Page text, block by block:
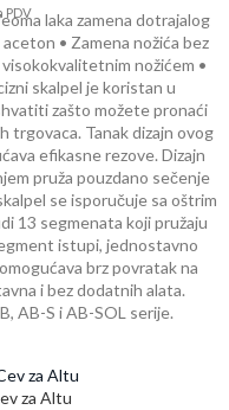
PDV
laka zamena dotrajalog
• Zamena nožića bez
nožićem •
skalpel je koristan u
zašto možete pronaći
trgovaca. Tanak dizajn ovog
efikasne rezove. Dizajn
pruža pouzdano sečenje
se isporučuje sa oštrim
13 segmenata koji pružaju
istupi, jednostavno
brz povratak na
i bez dodatnih alata.
AB-S i AB-SOL serije.
za Altu